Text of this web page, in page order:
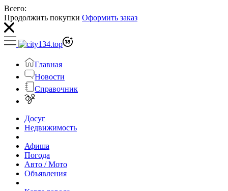
Всего:
Продолжить покупки Оформить заказ
Главная
Новости
Справочник
Досуг
Недвижимость
Афиша
Погода
Авто / Мото
Объявления